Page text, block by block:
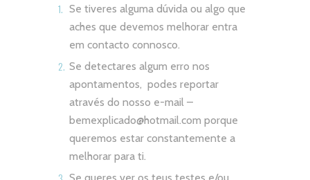
Se tiveres alguma dúvida ou algo que
aches que devemos melhorar entra
em contacto connosco.
Se detectares algum erro nos
apontamentos, podes reportar
através do nosso e-mail –
bemexplicado@hotmail.com porque
queremos estar constantemente a
melhorar para ti.